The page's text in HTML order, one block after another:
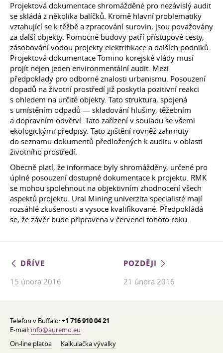
Projektová dokumentace shromážděné pro nezávislý audit
se skládá z několika balíčků. Kromě hlavní problematiky
vztahující se k těžbě a zpracování surovin, jsou považovány
za další objekty. Pomocné budovy patří přístupové cesty,
zásobování vodou projekty elektrifikace a dalších podniků.
Projektová dokumentace Tomino korejské vlády musí
projít nejen jeden environmentální audit. Mezi
předpoklady pro odborné znalosti urbanismu. Posouzení
dopadů na životní prostředí již poskytla pozitivní reakci
s ohledem na určité objekty. Tato struktura, spojená
s umístěním odpadů — skladování hlušiny, těžebním
a dopravním odvětví. Tato zařízení v souladu se všemi
ekologickými předpisy. Tato zjištění rovněž zahrnuty
do seznamu dokumentů předložených k auditu v oblasti
životního prostředí.
Obecně platí, že informace byly shromážděny, určené pro
úplné posouzení dostupné dokumentace k projektu. RMK
se mohou spolehnout na objektivním zhodnocení všech
aspektů projektu. Ural Mining univerzita specialisté mají
rozsáhlé zkušenosti a vysoce kvalifikované. Předpokládá
se, že závěr bude připravena v červenci tohoto roku.
DŘÍVE
15 února 2016
POZDĚJI
21 února 2016
Telefon v Buffalo:+1 716 910 04 21
E-mail: info@auremo.eu
On-line platba
Kalkulačka vývalky